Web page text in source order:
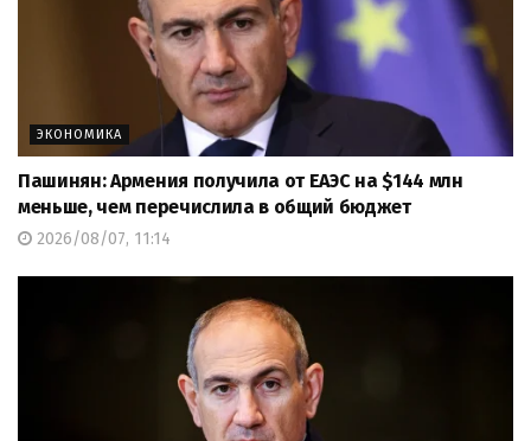
ЭКОНОМИКА
Пашинян: Армения получила от ЕАЭС на $144 млн
меньше, чем перечислила в общий бюджет
2026/08/07, 11:14